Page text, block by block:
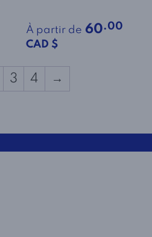
À partir de 60.00
CAD $
3 4 →